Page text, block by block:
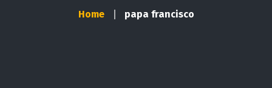
Home papa francisco